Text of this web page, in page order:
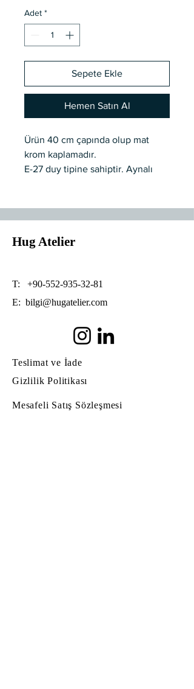
Adet *
Sepete Ekle
Hemen Satın Al
Ürün 40 cm çapında olup mat
krom kaplamadır.
E-27 duy tipine sahiptir. Aynalı
günüdür.
Hug Atelier
T: +90-552-935-32-81
E: bilgi@hugatelier.com
Teslimat ve İade
Gizlilik Politikası
Mesafeli Satış Sözleşmesi